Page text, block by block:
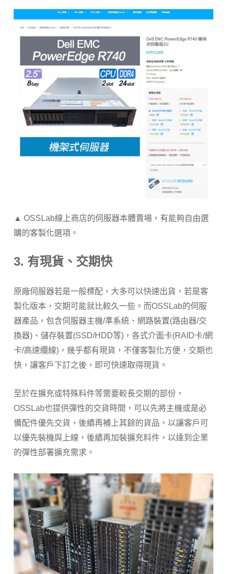
▲ OSSLab線上商店的伺服器本體賣場，有能夠自由選
購的客製化選項。
3. 有現貨、交期快
原廠伺服器若是一般標配，大多可以快速出貨，若是客
製化版本，交期可能就比較久一些。而OSSLab的伺服
器產品，包含伺服器主機/準系統、網路裝置(路由器/交
換器)、儲存裝置(SSD/HDD等)，各式介面卡(RAID卡/網
卡/高速纜線)，幾乎都有現貨，不僅客製化方便，交期也
快，讓客戶下訂之後，即可快速取得現貨。
至於在擴充或特殊料件等需要較長交期的部份，
OSSLab也提供彈性的交貨時間，可以先將主機或是必
備配件優先交貨，後續再補上其餘的貨品，以讓客戶可
以優先裝機與上線，後續再加裝擴充料件，以達到企業
的彈性部署擴充需求。